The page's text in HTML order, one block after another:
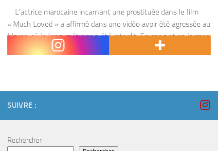
L’actrice marocaine incarnant une prostituée dans le film
« Much Loved » a affirmé dans une vidéo avoir été agressée au
Maroc, où le long-métrage a été interdit. En sang et en larmes,
SUIVRE :
Rechercher